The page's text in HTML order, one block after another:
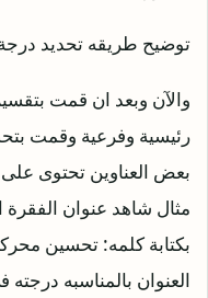
توضيح طريقه تحديد درجة
والآن وبعد ان قمت
رئيسية وفرعية وقمت
بعض العناوين تحتوى
مثال شاهد عنوان الفقرة
بكتابة كلمه: تحسين
العنوان بالمناسبه درجته